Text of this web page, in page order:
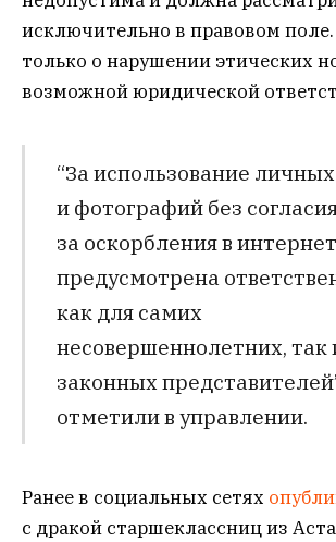
исключительно в правовом
только о нарушении этических
возможной юридической
“За использование
и фотографий без
за оскорбления в
предусмотрена
как для самих
несовершеннолетних, так
законных
отметили в управлении.
Ранее в социальных сетях
с дракой старшеклассниц из